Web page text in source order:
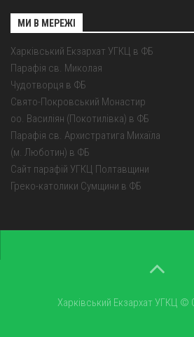
МИ В МЕРЕЖІ
Харківський Екзархат УГКЦ в ФБ
Парафія св. Миколая
Чудотворця в ФБ
Свято-Покровський Монастир
оо. Василіян (Покотилівка) в ФБ
Парафія св. Архистратига Михаїла
(м. Люботин) в ФБ
Сайт парафій УГКЦ Полтавщини
Греко-католики Сумщини в ФБ
Про екзархатХарківський Екзархат УГКЦ ©